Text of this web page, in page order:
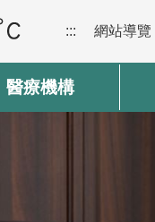
::: 網站導覽
醫療機構